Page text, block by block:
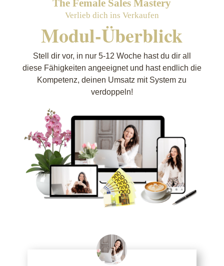
The Female Sales Mastery
Verlieb dich ins Verkaufen
Modul-Überblick
Stell dir vor, in nur 5-12 Woche hast du dir all
diese Fähigkeiten angeeignet und hast endlich die
Kompetenz, deinen Umsatz mit System zu
verdoppeln!